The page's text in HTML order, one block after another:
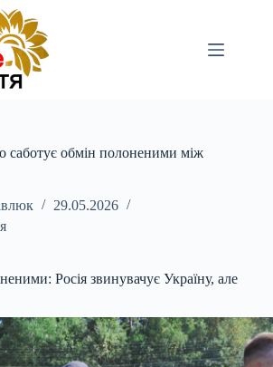
саботує обмін полоненими між
29.05.2026
Росія звинувачує Україну, але